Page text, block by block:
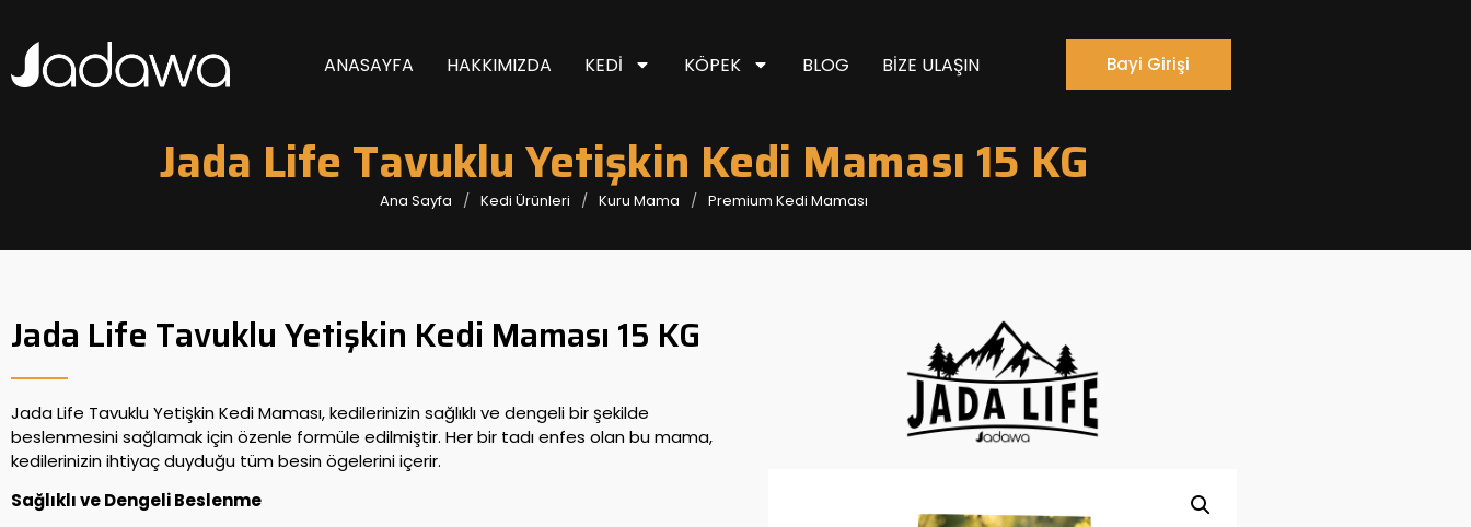
ANASAYFA HAKKIMIZDA KEDI KÖPEK BLOG BIZE ULAŞIN Bayi Girişi
Jada Life Tavuklu Yetişkin Kedi Maması 15 KG
Ana Sayfa Kedi Ürünleri Kuru Mama Premium Kedi Maması
Jada Life Tavuklu Yetişkin Kedi Maması 15 KG
Jada Life Tavuklu Yetişkin Kedi Maması, kedilerinizin sağlıklı ve dengeli bir şekilde
beslenmesini sağlamak için özenle formüle edilmiştir. Her bir tadı enfes olan bu mama,
kedilerinizin ihtiyaç duyduğu tüm besin ögelerini içerir.
Sağlıklı ve Dengeli Beslenme